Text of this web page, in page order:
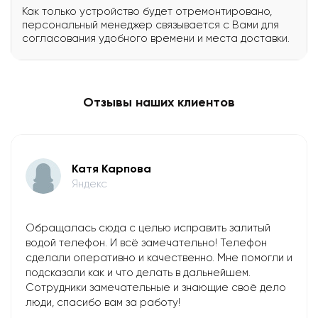
Как только устройство будет отремонтировано,
персональный менеджер связывается с Вами для
согласования удобного времени и места доставки.
Отзывы наших клиентов
Катя Карпова
Яндекс
Обращалась сюда с целью исправить залитый
водой телефон. И всё замечательно! Телефон
сделали оперативно и качественно. Мне помогли и
подсказали как и что делать в дальнейшем.
Сотрудники замечательные и знающие своё дело
люди, спасибо вам за работу!